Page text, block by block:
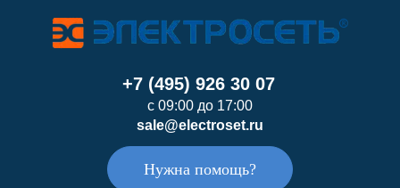
+7 (495) 926 30 07
с 09:00 до 17:00
sale@electroset.ru
Нужна помощь?